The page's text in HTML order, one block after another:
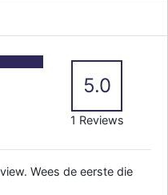
5.0
1 Reviews
Wees de eerste die